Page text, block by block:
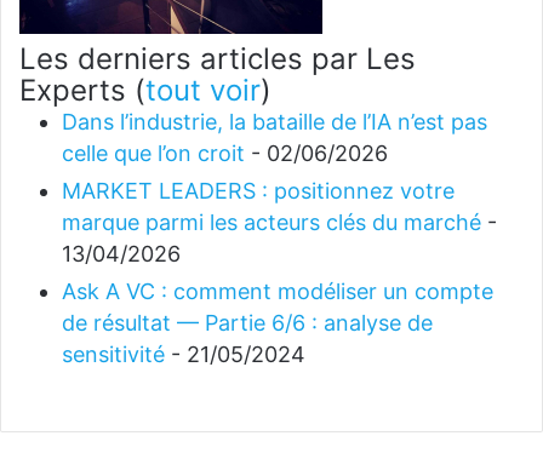
Les derniers articles par Les
Experts (tout voir)
Dans l’industrie, la bataille de l’IA n’est pas
celle que l’on croit - 02/06/2026
MARKET LEADERS : positionnez votre
marque parmi les acteurs clés du marché -
13/04/2026
Ask A VC : comment modéliser un compte
de résultat — Partie 6/6 : analyse de
sensitivité - 21/05/2024